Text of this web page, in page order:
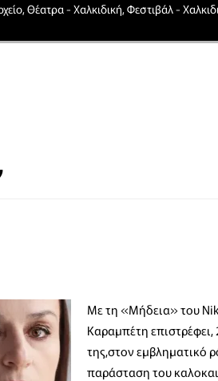
,Θέατρα - Χαλκιδική,Φεστιβάλ -
Με τη «Μήδεια» του
Καραμπέτη επιστρέφει,
της,στον εμβληματικό
παράσταση του